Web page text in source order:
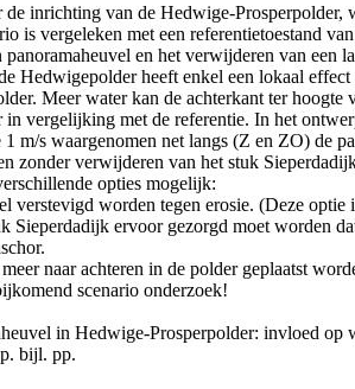
inrichting van de Hedwige-
is vergeleken met een referentietoestand
en het verwijderen van een
Hedwigepolder heeft enkel een lokaal
Meer water kan de achterkant ter
vergelijking met de referentie. In het
m/s waargenomen net langs (Z en ZO) de
zonder verwijderen van het stuk
opties mogelijk:
verstevigd worden tegen erosie. (Deze optie
Sieperdadijk ervoor gezorgd moet worden
naar achteren in de polder geplaatst
scenario onderzoek!
in Hedwige-Prosperpolder: invloed op
bijl. pp.